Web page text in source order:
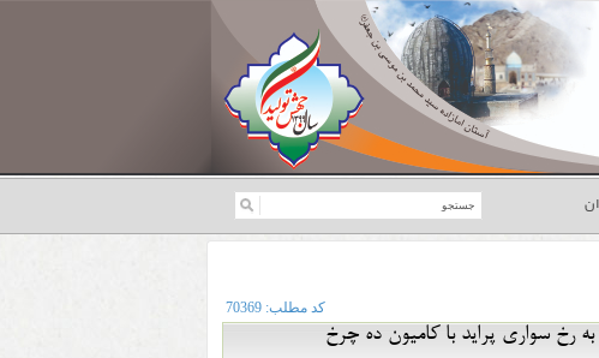
کد مطلب: 70369
رخ سواری پراید با کامیون ده چرخ